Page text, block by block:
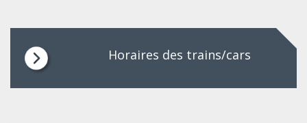
Horaires des trains/cars